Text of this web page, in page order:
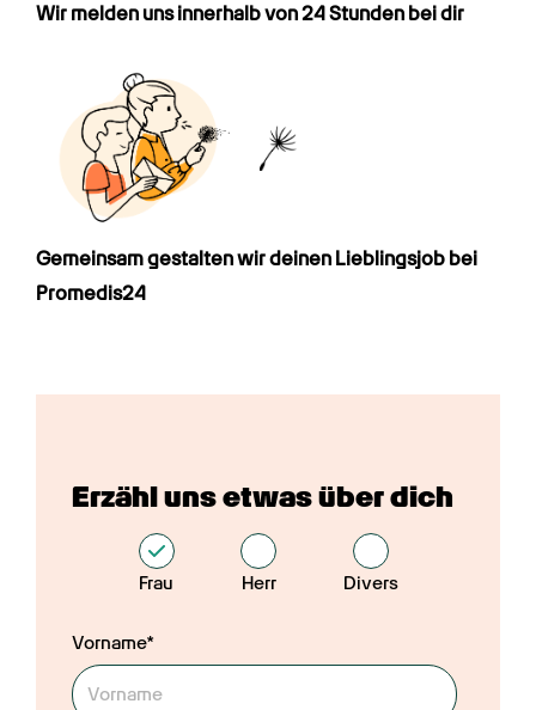
Wir melden uns innerhalb von 24 Stunden bei dir
Gemeinsam gestalten wir deinen Lieblings­job bei
Promedis24
Erzähl uns etwas über dich
Frau Herr Divers
Vorname*